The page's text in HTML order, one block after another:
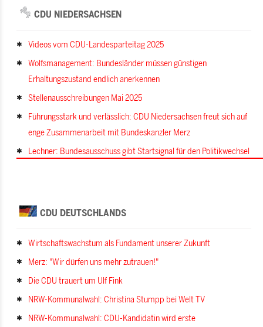
CDU NIEDERSACHSEN
Videos vom CDU-Landesparteitag 2025
Wolfsmanagement: Bundesländer müssen günstigen
Erhaltungszustand endlich anerkennen
Stellenausschreibungen Mai 2025
Führungsstark und verlässlich: CDU Niedersachsen freut sich auf
enge Zusammenarbeit mit Bundeskanzler Merz
Lechner: Bundesausschuss gibt Startsignal für den Politikwechsel
CDU DEUTSCHLANDS
Wirtschaftswachstum als Fundament unserer Zukunft
Merz: "Wir dürfen uns mehr zutrauen!"
Die CDU trauert um Ulf Fink
NRW-Kommunalwahl: Christina Stumpp bei Welt TV
NRW-Kommunalwahl: CDU-Kandidatin wird erste